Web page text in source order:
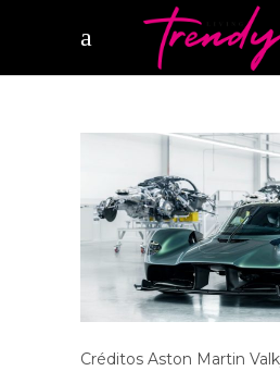
Créditos Aston Martin